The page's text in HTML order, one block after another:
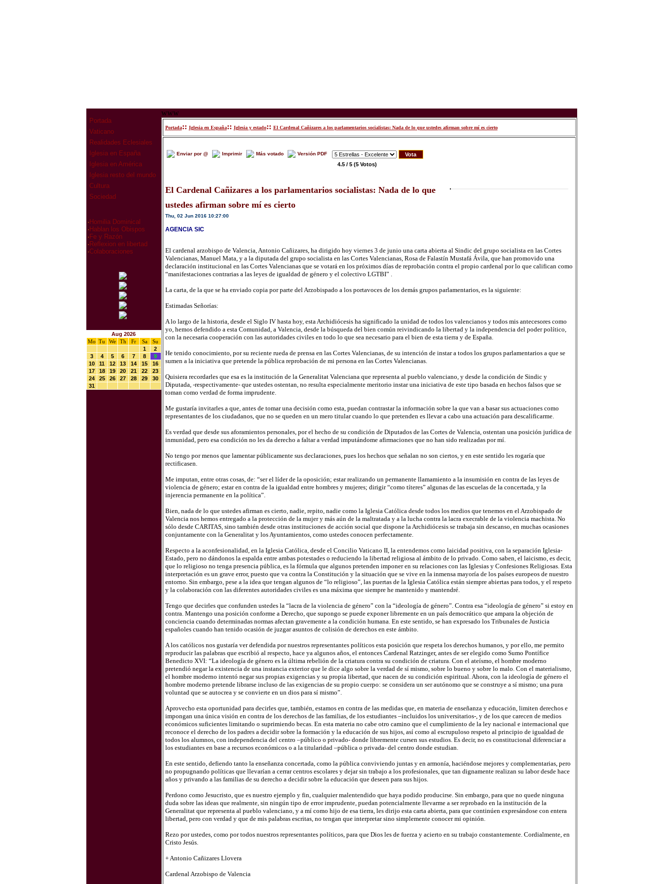
Portada
Vaticano
Realidades Eclesiales
Iglesia en España
Iglesia en América
Iglesia resto del mundo
Cultura
Sociedad
· Homilia Dominical
· Hablan los Obispos
· Fe y Razón
· Reflexion en libertad
·Colaboraciones
Aug 2026
Mo Tu We Th Fr Sa
Su
1
2
3
4 5 6 7 8
9
10
11 12 13 14 15
16
17
18 19 20 21 22
23
24
25 26 27 28 29
30
31
www
Portada:: Iglesia en España:: Iglesia y estado:: El Cardenal Cañizares a los parlamentarios socialistas: Nada de lo que ustedes afirman sobre mí es cierto
Enviar por @ Imprimir Más votado Versión PDF
4.5 / 5 (5 Votos)
El Cardenal Cañizares a los parlamentarios socialistas: Nada de lo que
ustedes afirman sobre mí es cierto
Thu, 02 Jun 2016 10:27:00
AGENCIA SIC
El cardenal arzobispo de Valencia, Antonio Cañizares, ha dirigido hoy viernes 3 de junio una carta abierta al Sindic del grupo socialista en las Cortes
Valencianas, Manuel Mata, y a la diputada del grupo socialista en las Cortes Valencianas, Rosa de Falastín Mustafá Ávila, que han promovido una
declaración institucional en las Cortes Valencianas que se votará en los próximos días de reprobación contra el propio cardenal por lo que califican como
“manifestaciones contrarias a las leyes de igualdad de género y el colectivo LGTBI” .
La carta, de la que se ha enviado copia por parte del Arzobispado a los portavoces de los demás grupos parlamentarios, es la siguiente:
Estimadas Señorías:
A lo largo de la historia, desde el Siglo IV hasta hoy, esta Archidiócesis ha significado la unidad de todos los valencianos y todos mis antecesores como
yo, hemos defendido a esta Comunidad, a Valencia, desde la búsqueda del bien común reivindicando la libertad y la independencia del poder político,
con la necesaria cooperación con las autoridades civiles en todo lo que sea necesario para el bien de esta tierra y de España.
He tenido conocimiento, por su reciente rueda de prensa en las Cortes Valencianas, de su intención de instar a todos los grupos parlamentarios a que se
sumen a la iniciativa que pretende la pública reprobación de mi persona en las Cortes Valencianas.
Quisiera recordarles que esa es la institución de la Generalitat Valenciana que representa al pueblo valenciano, y desde la condición de Sindic y
Diputada, -respectivamente- que ustedes ostentan, no resulta especialmente meritorio instar una iniciativa de este tipo basada en hechos falsos que se
toman como verdad de forma imprudente.
Me gustaría invitarles a que, antes de tomar una decisión como esta, puedan contrastar la información sobre la que van a basar sus actuaciones como
representantes de los ciudadanos, que no se queden en un mero titular cuando lo que pretenden es llevar a cabo una actuación para descalificarme.
Es verdad que desde sus aforamientos personales, por el hecho de su condición de Diputados de las Cortes de Valencia, ostentan una posición jurídica de
inmunidad, pero esa condición no les da derecho a faltar a verdad imputándome afirmaciones que no han sido realizadas por mí.
No tengo por menos que lamentar públicamente sus declaraciones, pues los hechos que señalan no son ciertos, y en este sentido les rogaría que
rectificasen.
Me imputan, entre otras cosas, de: “ser el líder de la oposición; estar realizando un permanente llamamiento a la insumisión en contra de las leyes de
violencia de género; estar en contra de la igualdad entre hombres y mujeres; dirigir “como títeres” algunas de las escuelas de la concertada, y la
injerencia permanente en la política”.
Bien, nada de lo que ustedes afirman es cierto, nadie, repito, nadie como la Iglesia Católica desde todos los medios que tenemos en el Arzobispado de
Valencia nos hemos entregado a la protección de la mujer y más aún de la maltratada y a la lucha contra la lacra execrable de la violencia machista. No
sólo desde CARITAS, sino también desde otras instituciones de acción social que dispone la Archidiócesis se trabaja sin descanso, en muchas ocasiones
conjuntamente con la Generalitat y los Ayuntamientos, como ustedes conocen perfectamente.
Respecto a la aconfesionalidad, en la Iglesia Católica, desde el Concilio Vaticano II, la entendemos como laicidad positiva, con la separación Iglesia-
Estado, pero no dándonos la espalda entre ambas potestades o reduciendo la libertad religiosa al ámbito de lo privado. Como saben, el laicismo, es decir,
que lo religioso no tenga presencia pública, es la fórmula que algunos pretenden imponer en su relaciones con las Iglesias y Confesiones Religiosas. Esta
interpretación es un grave error, puesto que va contra la Constitución y la situación que se vive en la inmensa mayoría de los países europeos de nuestro
entorno. Sin embargo, pese a la idea que tengan algunos de “lo religioso”, las puertas de la Iglesia Católica están siempre abiertas para todos, y el respeto
y la colaboración con las diferentes autoridades civiles es una máxima que siempre he mantenido y mantendré.
Tengo que decirles que confunden ustedes la “lacra de la violencia de género” con la “ideología de género”. Contra esa “ideología de género” si estoy en
contra. Mantengo una posición conforme a Derecho, que supongo se puede exponer libremente en un país democrático que ampara la objeción de
conciencia cuando determinadas normas afectan gravemente a la condición humana. En este sentido, se han expresado los Tribunales de Justicia
españoles cuando han tenido ocasión de juzgar asuntos de colisión de derechos en este ámbito.
A los católicos nos gustaría ver defendida por nuestros representantes políticos esta posición que respeta los derechos humanos, y por ello, me permito
reproducir las palabras que escribió al respecto, hace ya algunos años, el entonces Cardenal Ratzinger, antes de ser elegido como Sumo Pontífice
Benedicto XVI: “La ideología de género es la última rebelión de la criatura contra su condición de criatura. Con el ateísmo, el hombre moderno
pretendió negar la existencia de una instancia exterior que le dice algo sobre la verdad de sí mismo, sobre lo bueno y sobre lo malo. Con el materialismo,
el hombre moderno intentó negar sus propias exigencias y su propia libertad, que nacen de su condición espiritual. Ahora, con la ideología de género el
hombre moderno pretende librarse incluso de las exigencias de su propio cuerpo: se considera un ser autónomo que se construye a sí mismo; una pura
voluntad que se autocrea y se convierte en un dios para sí mismo”.
Aprovecho esta oportunidad para decirles que, también, estamos en contra de las medidas que, en materia de enseñanza y educación, limiten derechos e
impongan una única visión en contra de los derechos de las familias, de los estudiantes –incluidos los universitarios-, y de los que carecen de medios
económicos suficientes limitando o suprimiendo becas. En esta materia no cabe otro camino que el cumplimiento de la ley nacional e internacional que
reconoce el derecho de los padres a decidir sobre la formación y la educación de sus hijos, así como al escrupuloso respeto al principio de igualdad de
todos los alumnos, con independencia del centro –público o privado- donde libremente cursen sus estudios. Es decir, no es constitucional diferenciar a
los estudiantes en base a recursos económicos o a la titularidad –pública o privada- del centro donde estudian.
En este sentido, defiendo tanto la enseñanza concertada, como la pública conviviendo juntas y en armonía, haciéndose mejores y complementarias, pero
no propugnando políticas que llevarían a cerrar centros escolares y dejar sin trabajo a los profesionales, que tan dignamente realizan su labor desde hace
años y privando a las familias de su derecho a decidir sobre la educación que deseen para sus hijos.
Perdono como Jesucristo, que es nuestro ejemplo y fin, cualquier malentendido que haya podido producirse. Sin embargo, para que no quede ninguna
duda sobre las ideas que realmente, sin ningún tipo de error imprudente, puedan potencialmente llevarme a ser reprobado en la institución de la
Generalitat que representa al pueblo valenciano, y a mí como hijo de esa tierra, les dirijo esta carta abierta, para que continúen expresándose con entera
libertad, pero con verdad y que de mis palabras escritas, no tengan que interpretar sino simplemente conocer mi opinión.
Rezo por ustedes, como por todos nuestros representantes políticos, para que Dios les de fuerza y acierto en su trabajo constantemente. Cordialmente, en
Cristo Jesús.
+ Antonio Cañizares Llovera
Cardenal Arzobispo de Valencia